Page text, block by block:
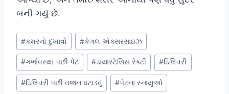
બની ગયું છે.
Post
Tags:
#કમરનો દુખાવો #કેગલ એક્સરસાઇઝ
#ગર્ભાવસ્થા પછી પેટ #ડાયાસ્ટેસિસ રેક્ટી #ડિલિવરી
#ડિલિવરી પછી વજન ઘટાડવું #પેટના સ્નાયુઓ